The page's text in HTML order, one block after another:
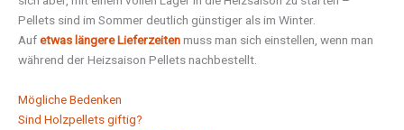
Pellets sind im Sommer deutlich günstiger als im Winter.
Aufetwas längere Lieferzeitenmuss man sich einstellen, wenn man
während der Heizsaison Pellets nachbestellt.
Mögliche Bedenken
Sind Holzpellets giftig?